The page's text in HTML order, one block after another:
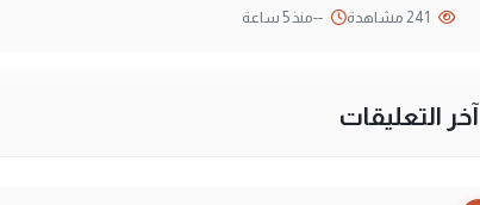
--منذ 5 ساعة
آخر التعليقات